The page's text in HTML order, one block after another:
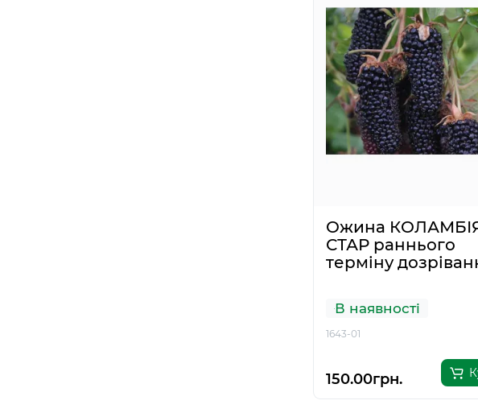
Ожина
СТАР раннього
терміну
В наявності
1643-01
150.00грн.